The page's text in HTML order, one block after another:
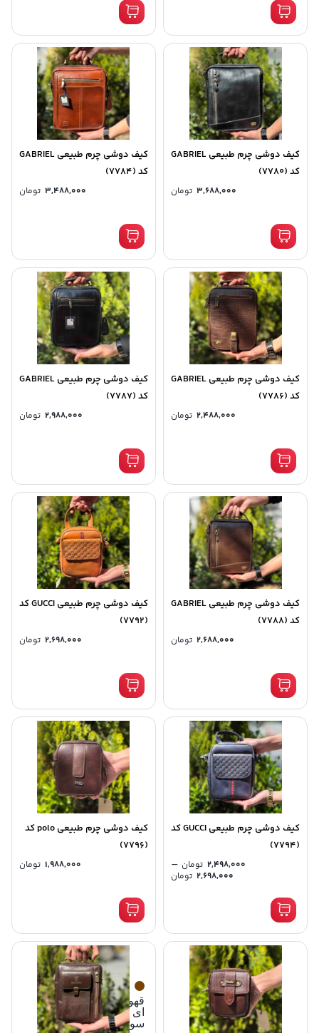
کیف دوشی چرم طبیعی GABRIEL
کد (7780)
3,688,000 تومان
کیف دوشی چرم طبیعی GABRIEL
کد (7784)
3,488,000 تومان
کیف دوشی چرم طبیعی GABRIEL
کد (7786)
2,488,000 تومان
کیف دوشی چرم طبیعی GABRIEL
کد (7787)
2,988,000 تومان
کیف دوشی چرم طبیعی GABRIEL
کد (7788)
2,688,000 تومان
کیف دوشی چرم طبیعی GUCCI کد
(7792)
2,698,000 تومان
کیف دوشی چرم طبیعی GUCCI کد
(7794)
2,498,000 تومان –
2,698,000 تومان
کیف دوشی چرم طبیعی polo کد
(7796)
1,988,000 تومان
قهوه
ای
سوخته